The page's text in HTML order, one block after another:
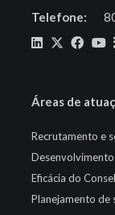
Telefone:
Áreas de
Recrutamento e
Desenvolvimento
Eficácia do
Planejamento de